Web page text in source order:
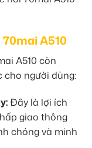
A510
A510 còn
cho người dùng:
Đây là lợi ích
giao thông
chóng và minh